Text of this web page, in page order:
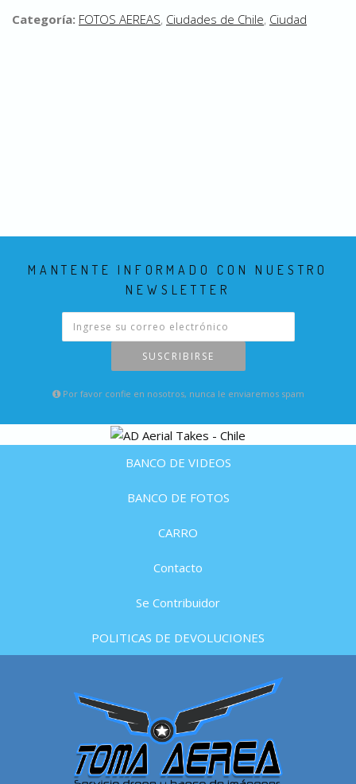
Categoría: FOTOS AEREAS, Ciudades de Chile, Ciudad
MANTENTE INFORMADO CON NUESTRO
NEWSLETTER
SUSCRIBIRSE
Por favor confie en nosotros, nunca le enviaremos spam
BANCO DE VIDEOS
BANCO DE FOTOS
CARRO
Contacto
Se Contribuidor
POLITICAS DE DEVOLUCIONES